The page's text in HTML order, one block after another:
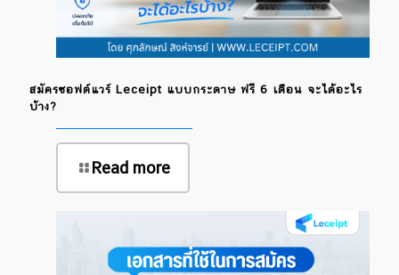
สมัครซอฟต์แวร์ Leceipt แบบกระดาษ ฟรี 6 เดือน จะได้อะไร
บ้าง?
Read more